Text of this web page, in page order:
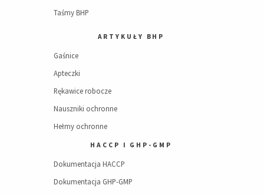
Taśmy BHP
ARTYKUŁY BHP
Gaśnice
Apteczki
Rękawice robocze
Nauszniki ochronne
Hełmy ochronne
HACCP I GHP-GMP
Dokumentacja HACCP
Dokumentacja GHP-GMP